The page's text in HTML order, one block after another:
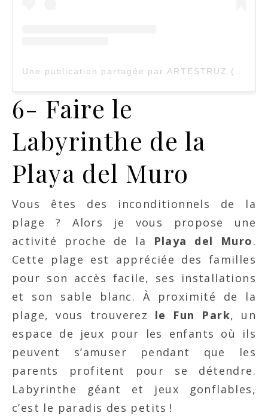
6- Faire le
Labyrinthe de la
Playa del Muro
Vous êtes des inconditionnels de la
plage ? Alors je vous propose une
activité proche de la
Playa del Muro.
Cette plage est appréciée des familles
pour son accès facile, ses installations
et son sable blanc. À proximité de la
plage, vous trouverez le Fun Park, un
espace de jeux pour les enfants où ils
peuvent s’amuser pendant que les
parents profitent pour se détendre.
Labyrinthe géant et jeux gonflables,
c’est le paradis des petits !